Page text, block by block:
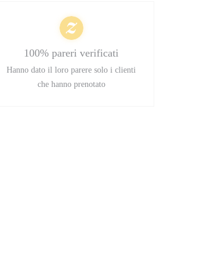
100% pareri verificati
Hanno dato il loro parere solo i clienti
che hanno prenotato